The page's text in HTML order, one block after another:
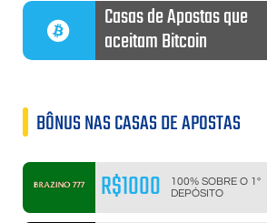
Casas de Apostas que
aceitam Bitcoin
BÔNUS NAS CASAS DE APOSTAS
R$1000
100% SOBRE O 1º
DEPÓSITO